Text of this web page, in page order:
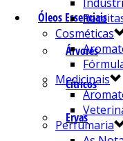
Óleos Essenciais
Árvores
Cítricos
Ervas
Cosméticas
Medicinais
Perfumaria